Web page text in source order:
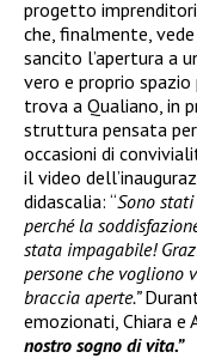
progetto
che, finalmente,
sancito l’apertura a
vero e proprio
trova a Qualiano, in
struttura pensata
occasioni di
il video
didascalia: “Sono
perché la
stata impagabile!
persone che vogliono
braccia aperte.”
emozionati, Chiara e
nostro sogno di vita.”